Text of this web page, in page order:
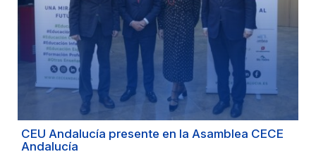
CEU Andalucía presente en la Asamblea CECE
Andalucía